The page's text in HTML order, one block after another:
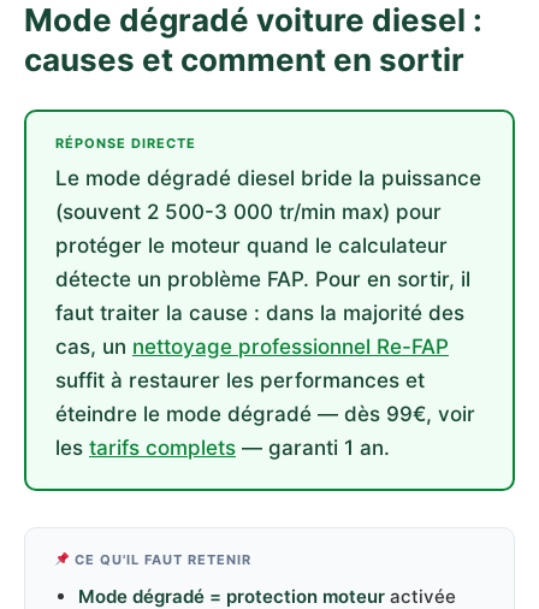
Mode dégradé voiture diesel :
causes et comment en sortir
RÉPONSE DIRECTE
Le mode dégradé diesel bride la puissance
(souvent 2 500-3 000 tr/min max) pour
protéger le moteur quand le calculateur
détecte un problème FAP. Pour en sortir, il
faut traiter la cause : dans la majorité des
cas, un nettoyage professionnel Re-FAP
suffit à restaurer les performances et
éteindre le mode dégradé — dès 99€, voir
les tarifs complets — garanti 1 an.
CE QU'IL FAUT RETENIR
Mode dégradé = protection moteur activée